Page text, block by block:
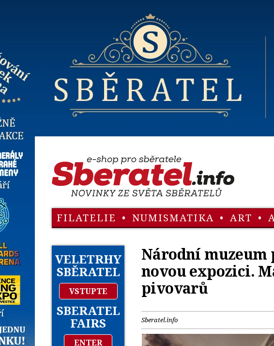
FILATELIE • NUMISMATIKA • ART •
VELETRHY
SBĚRATEL
VSTUPTE
SBERATEL
FAIRS
ENTER
Národní
novou expozici.
pivovarů
Sberatel.info